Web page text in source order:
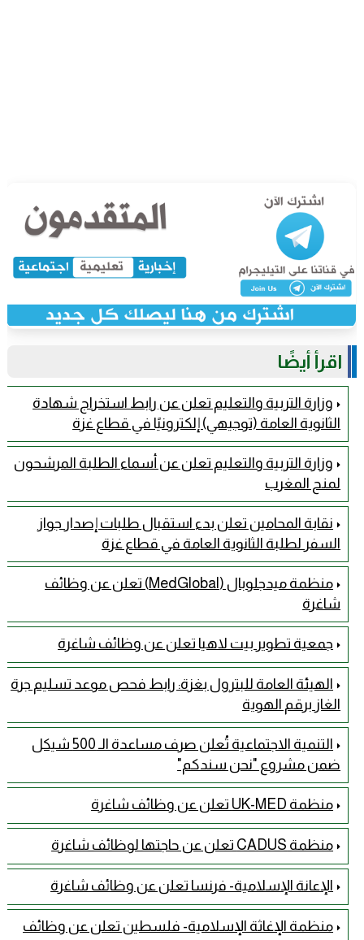
اقرأ أيضًا
وزارة التربية والتعليم تعلن عن رابط استخراج شهادة
الثانوية العامة (توجيهي) إلكترونيًا في قطاع غزة
وزارة التربية والتعليم تعلن عن أسماء الطلبة المرشحون
لمنح المغرب
نقابة المحامين تعلن بدء استقبال طلبات إصدار جواز
السفر لطلبة الثانوية العامة في قطاع غزة
منظمة ميدجلوبال (MedGlobal) تعلن عن وظائف
شاغرة
جمعية تطوير بيت لاهيا تعلن عن وظائف شاغرة
الهيئة العامة للبترول بغزة: رابط فحص موعد تسليم جرة
الغاز برقم الهوية
التنمية الاجتماعية تُعلن صرف مساعدة الـ 500 شيكل
ضمن مشروع "نحن سندكم"
منظمة UK-MED تعلن عن وظائف شاغرة
منظمة CADUS تعلن عن حاجتها لوظائف شاغرة
الإعانة الإسلامية- فرنسا تعلن عن وظائف شاغرة
منظمة الإغاثة الإسلامية- فلسطين تعلن عن وظائف